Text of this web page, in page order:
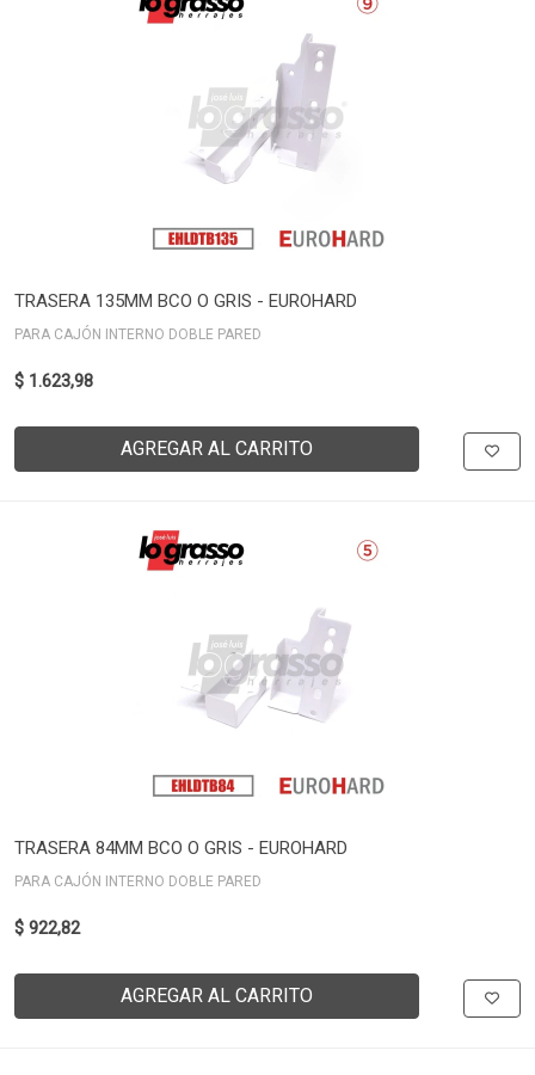
TRASERA 135MM BCO O GRIS - EUROHARD
PARA CAJÓN INTERNO DOBLE PARED
$ 1.623,98
AGREGAR AL CARRITO
TRASERA 84MM BCO O GRIS - EUROHARD
PARA CAJÓN INTERNO DOBLE PARED
$ 922,82
AGREGAR AL CARRITO